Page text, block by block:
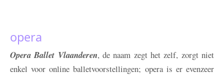
opera
Opera Ballet Vlaanderen, de naam zegt het zelf, zorgt niet
enkel voor online balletvoorstellingen; opera is er evenzeer